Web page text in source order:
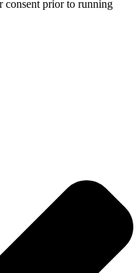
consent prior to running